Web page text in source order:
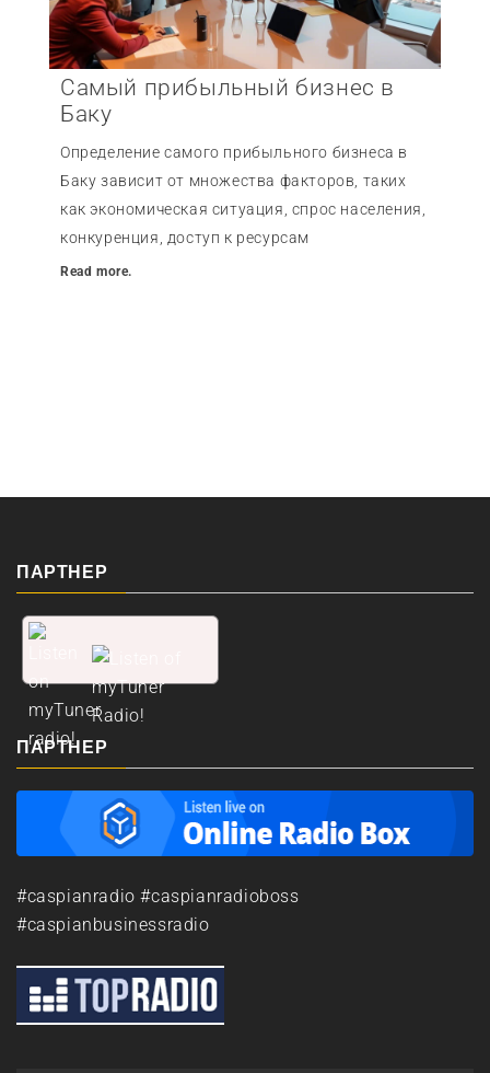
Самый прибыльный бизнес в
Баку
Определение самого прибыльного бизнеса в
Баку зависит от множества факторов, таких
как экономическая ситуация, спрос населения,
конкуренция, доступ к ресурсам
Read more.
ПАРТНЕР
ПАРТНЕР
#caspianradio #caspianradioboss
#caspianbusinessradio